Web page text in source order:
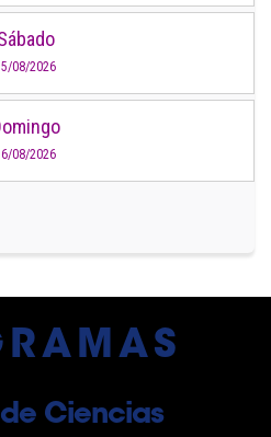
08/2026
08/2026
Ciencias